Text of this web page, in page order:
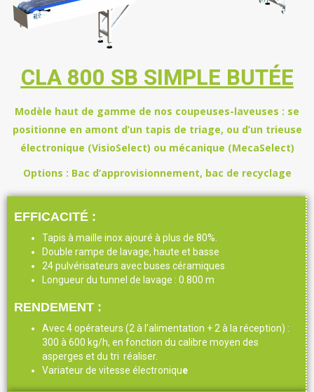
CLA 800 SB SIMPLE BUTÉE
Modèle haut de gamme de nos coupeuses-laveuses : se
positionne en amont d’un tapis de triage, ou d’un trieuse
électronique (VisioSelect) ou mécanique (MecaSelect)
Options : Bac d’approvisionnement, bac de recyclage
EFFICACITÉ :
Tapis à maille inox ajouré à plus de 80%.
Double rampe de lavage, haute et basse
24 pulvérisateurs avec buses céramiques
Longueur du tunnel de lavage : 0.800 m
RENDEMENT :
Avec 4 opérateurs (2 à l’alimentation + 2 à la réception) :
300 à 600 kg/h, en fonction du calibre moyen des
asperges et du tri réaliser.
Variateur de vitesse électronique